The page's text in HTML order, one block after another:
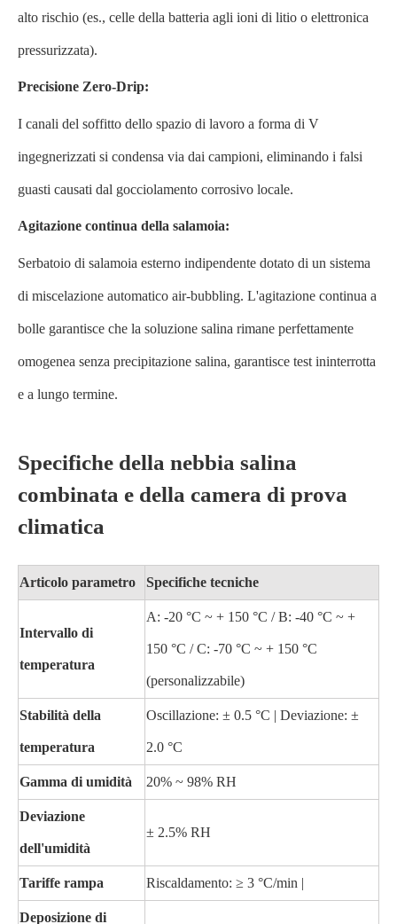
alto rischio (es., celle della batteria agli ioni di litio o elettronica
pressurizzata).
Precisione Zero-Drip:
I canali del soffitto dello spazio di lavoro a forma di V
ingegnerizzati si condensa via dai campioni, eliminando i falsi
guasti causati dal gocciolamento corrosivo locale.
Agitazione continua della salamoia:
Serbatoio di salamoia esterno indipendente dotato di un sistema
di miscelazione automatico air-bubbling. L'agitazione continua a
bolle garantisce che la soluzione salina rimane perfettamente
omogenea senza precipitazione salina, garantisce test ininterrotta
e a lungo termine.
Specifiche della nebbia salina
combinata e della camera di prova
climatica
Articolo parametro Specifiche tecniche
Intervallo di
temperatura
A: -20 °C ~ + 150 °C / B: -40 °C ~ +
150 °C / C: -70 °C ~ + 150 °C
(personalizzabile)
Stabilità della
temperatura
Oscillazione: ± 0.5 °C | Deviazione: ±
2.0 °C
Gamma di umidità 20% ~ 98% RH
Deviazione
dell'umidità
± 2.5% RH
Tariffe rampa Riscaldamento: ≥ 3 °C/min |
Deposizione di